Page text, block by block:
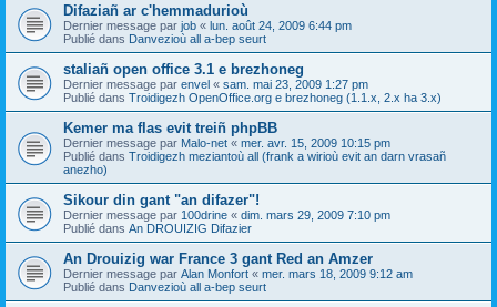
Difaziañ ar c'hemmadurioù
Dernier message par job « lun. août 24, 2009 6:44 pm
Publié dans Danvezioù all a-bep seurt
staliañ open office 3.1 e brezhoneg
Dernier message par envel « sam. mai 23, 2009 1:27 pm
Publié dans Troidigezh OpenOffice.org e brezhoneg (1.1.x, 2.x ha 3.x)
Kemer ma flas evit treiñ phpBB
Dernier message par Malo-net « mer. avr. 15, 2009 10:15 pm
Publié dans Troidigezh meziantoù all (frank a wirioù evit an darn vrasañ
anezho)
Sikour din gant "an difazer"!
Dernier message par 100drine « dim. mars 29, 2009 7:10 pm
Publié dans An DROUIZIG Difazier
An Drouizig war France 3 gant Red an Amzer
Dernier message par Alan Monfort « mer. mars 18, 2009 9:12 am
Publié dans Danvezioù all a-bep seurt